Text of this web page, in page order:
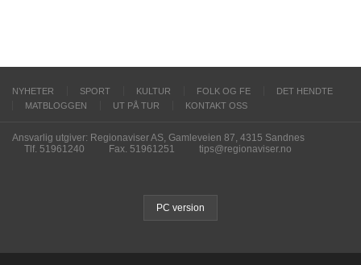
NYHETER SPORT KULTUR FOLK OG FE
DET HENDTE
MATBLOGGEN
UT PÅ TUR KONTAKT OSS
Ansvarlig utgiver: Regionaviser AS, Gamleveien 87, 4315 Sandnes
Tlf. 51961240
Fax. 51961251 tips@regionaviser.no
PC version